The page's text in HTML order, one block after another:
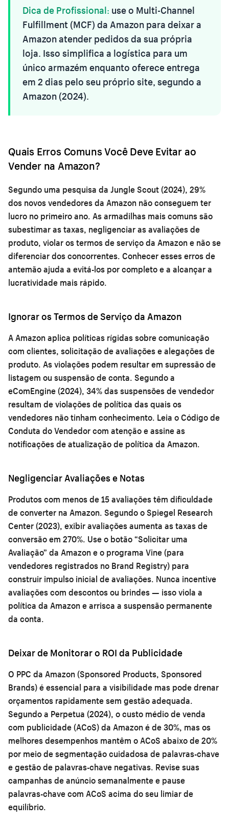
Dica de Profissional: use o Multi-Channel
Fulfillment (MCF) da Amazon para deixar a
Amazon atender pedidos da sua própria
loja. Isso simplifica a logística para um
único armazém enquanto oferece entrega
em 2 dias pelo seu próprio site, segundo a
Amazon (2024).
Quais Erros Comuns Você Deve Evitar ao
Vender na Amazon?
Segundo uma pesquisa da Jungle Scout (2024), 29%
dos novos vendedores da Amazon não conseguem ter
lucro no primeiro ano. As armadilhas mais comuns são
subestimar as taxas, negligenciar as avaliações de
produto, violar os termos de serviço da Amazon e não se
diferenciar dos concorrentes. Conhecer esses erros de
antemão ajuda a evitá-los por completo e a alcançar a
lucratividade mais rápido.
Ignorar os Termos de Serviço da Amazon
A Amazon aplica políticas rígidas sobre comunicação
com clientes, solicitação de avaliações e alegações de
produto. As violações podem resultar em supressão de
listagem ou suspensão de conta. Segundo a
eComEngine (2024), 34% das suspensões de vendedor
resultam de violações de política das quais os
vendedores não tinham conhecimento. Leia o Código de
Conduta do Vendedor com atenção e assine as
notificações de atualização de política da Amazon.
Negligenciar Avaliações e Notas
Produtos com menos de 15 avaliações têm dificuldade
de converter na Amazon. Segundo o Spiegel Research
Center (2023), exibir avaliações aumenta as taxas de
conversão em 270%. Use o botão “Solicitar uma
Avaliação” da Amazon e o programa Vine (para
vendedores registrados no Brand Registry) para
construir impulso inicial de avaliações. Nunca incentive
avaliações com descontos ou brindes — isso viola a
política da Amazon e arrisca a suspensão permanente
da conta.
Deixar de Monitorar o ROI da Publicidade
O PPC da Amazon (Sponsored Products, Sponsored
Brands) é essencial para a visibilidade mas pode drenar
orçamentos rapidamente sem gestão adequada.
Segundo a Perpetua (2024), o custo médio de venda
com publicidade (ACoS) da Amazon é de 30%, mas os
melhores desempenhos mantêm o ACoS abaixo de 20%
por meio de segmentação cuidadosa de palavras-chave
e gestão de palavras-chave negativas. Revise suas
campanhas de anúncio semanalmente e pause
palavras-chave com ACoS acima do seu limiar de
equilíbrio.